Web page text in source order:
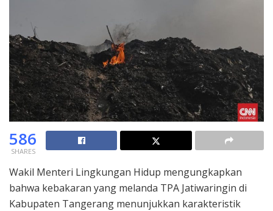
586
SHARES
Wakil Menteri Lingkungan Hidup mengungkapkan
bahwa kebakaran yang melanda TPA Jatiwaringin di
Kabupaten Tangerang menunjukkan karakteristik